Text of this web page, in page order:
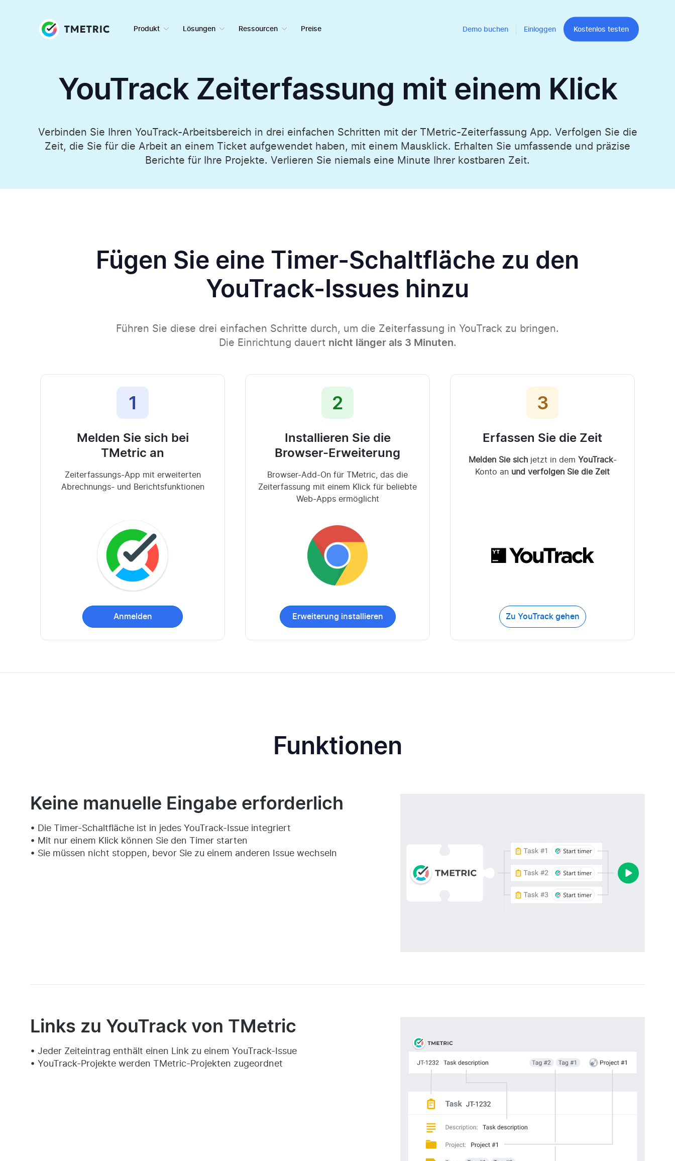
YouTrack Zeiterfassung mit einem Klick
Verbinden Sie Ihren YouTrack-Arbeitsbereich in drei einfachen Schritten mit der TMetric-Zeiterfassung App. Verfolgen Sie die
Zeit, die Sie für die Arbeit an einem Ticket aufgewendet haben, mit einem Mausklick. Erhalten Sie umfassende und präzise
Berichte für Ihre Projekte. Verlieren Sie niemals eine Minute Ihrer kostbaren Zeit.
Fügen Sie eine Timer-Schaltfläche zu den
YouTrack-Issues hinzu
Führen Sie diese drei einfachen Schritte durch, um die Zeiterfassung in YouTrack zu bringen.
Die Einrichtung dauert nicht länger als 3 Minuten.
1
Melden Sie sich bei
TMetric an
Zeiterfassungs-App mit erweiterten
Abrechnungs- und Berichtsfunktionen
Anmelden
2
Installieren Sie die
Browser-Erweiterung
Browser-Add-On für TMetric, das die
Zeiterfassung mit einem Klick für beliebte
Web-Apps ermöglicht
Erweiterung installieren
3
Erfassen Sie die Zeit
Melden Sie sichjetzt in dem YouTrack-
Konto an und verfolgen Sie die Zeit
Zu YouTrack gehen
Funktionen
Keine manuelle Eingabe erforderlich
Die Timer-Schaltfläche ist in jedes YouTrack-Issue integriert
Mit nur einem Klick können Sie den Timer starten
Sie müssen nicht stoppen, bevor Sie zu einem anderen Issue wechseln
Links zu YouTrack von TMetric
Jeder Zeiteintrag enthält einen Link zu einem YouTrack-Issue
YouTrack-Projekte werden TMetric-Projekten zugeordnet
Produkt Lösungen Ressourcen Preise Demo buchen Einloggen Kostenlos testen